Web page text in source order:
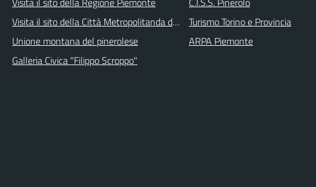
Visita il sito della Città Metropolitanda di Torino
Unione montana del pinerolese
Galleria Civica "Filippo Scroppo"
Turismo Torino e Provincia
ARPA Piemonte